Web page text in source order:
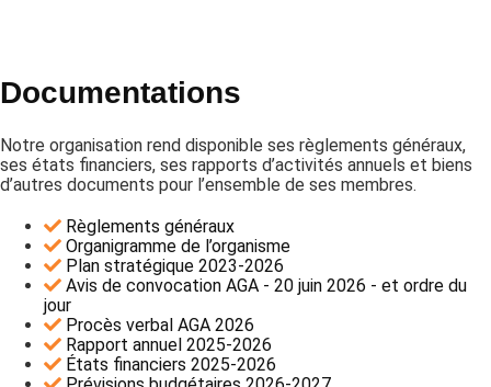
Documentations
Notre organisation rend disponible ses règlements généraux,
ses états financiers, ses rapports d’activités annuels et biens
d’autres documents pour l’ensemble de ses membres.
Règlements généraux
Organigramme de l’organisme
Plan stratégique 2023-2026
Avis de convocation AGA - 20 juin 2026 - et ordre du
jour
Procès verbal AGA 2026
Rapport annuel 2025-2026
États financiers 2025-2026